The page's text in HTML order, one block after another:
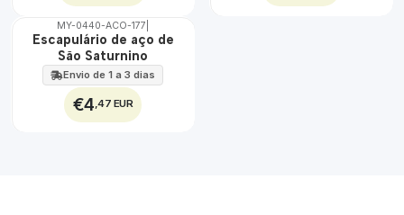
🇵🇹
ÁGUA
MY-0440-ACO-177
Escapulário de aço de
São Saturnino
Envio de 1 a 3 dias
€4,47 EUR